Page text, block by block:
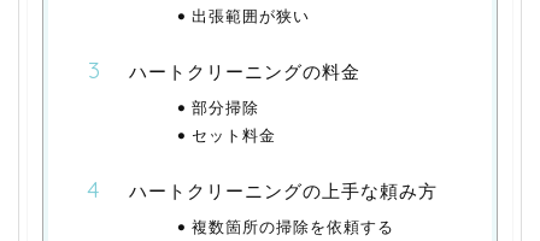
出張範囲が狭い
ハートクリーニングの料金
部分掃除
セット料金
ハートクリーニングの上手な頼み方
複数箇所の掃除を依頼する